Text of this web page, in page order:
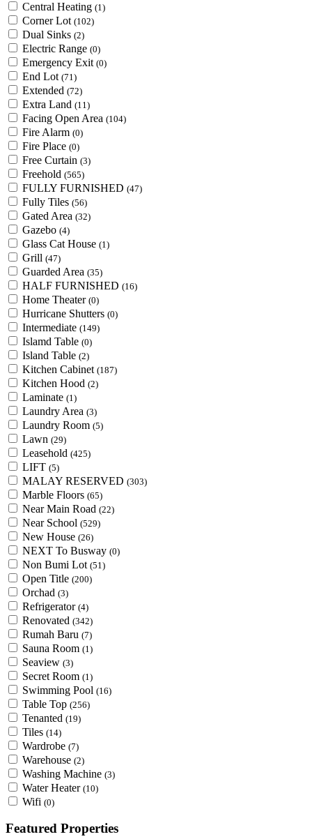
Central Heating (1)
Corner Lot (102)
Dual Sinks (2)
Electric Range (0)
Emergency Exit (0)
End Lot (71)
Extended (72)
Extra Land (11)
Facing Open Area (104)
Fire Alarm (0)
Fire Place (0)
Free Curtain (3)
Freehold (565)
FULLY FURNISHED (47)
Fully Tiles (56)
Gated Area (32)
Gazebo (4)
Glass Cat House (1)
Grill (47)
Guarded Area (35)
HALF FURNISHED (16)
Home Theater (0)
Hurricane Shutters (0)
Intermediate (149)
Islamd Table (0)
Island Table (2)
Kitchen Cabinet (187)
Kitchen Hood (2)
Laminate (1)
Laundry Area (3)
Laundry Room (5)
Lawn (29)
Leasehold (425)
LIFT (5)
MALAY RESERVED (303)
Marble Floors (65)
Near Main Road (22)
Near School (529)
New House (26)
NEXT To Busway (0)
Non Bumi Lot (51)
Open Title (200)
Orchad (3)
Refrigerator (4)
Renovated (342)
Rumah Baru (7)
Sauna Room (1)
Seaview (3)
Secret Room (1)
Swimming Pool (16)
Table Top (256)
Tenanted (19)
Tiles (14)
Wardrobe (7)
Warehouse (2)
Washing Machine (3)
Water Heater (10)
Wifi (0)
Featured Properties